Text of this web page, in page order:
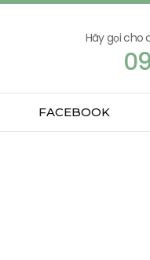
Hãy gọi cho
FACEBOOK